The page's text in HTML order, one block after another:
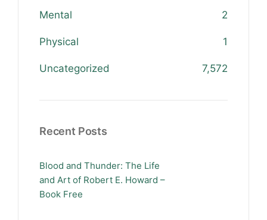
Mental 2
Physical 1
Uncategorized 7,572
Recent Posts
Blood and Thunder: The Life
and Art of Robert E. Howard –
Book Free